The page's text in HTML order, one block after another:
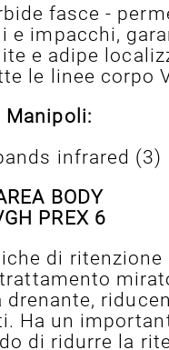
fasce -
impacchi,
e adipe
le linee corpo
Manipoli:
infrared (3)
BODY
PREX 6
di
Ha un
di ridurre la